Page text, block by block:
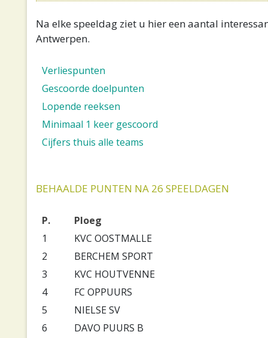
Na elke speeldag ziet u hier een aantal
Antwerpen.
Verliespunten
Gescoorde doelpunten
Lopende reeksen
Minimaal 1 keer gescoord
Cijfers thuis alle teams
BEHAALDE PUNTEN NA 26 SPEELDAGEN
P.
Ploeg
1
KVC OOSTMALLE
2
BERCHEM SPORT
3
KVC HOUTVENNE
4
FC OPPUURS
5
NIELSE SV
6
DAVO PUURS B